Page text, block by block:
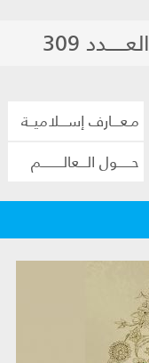
العـــــدد 309
مـعـــارف إســـلاميــة
حـــــول الـــعالــــــــم